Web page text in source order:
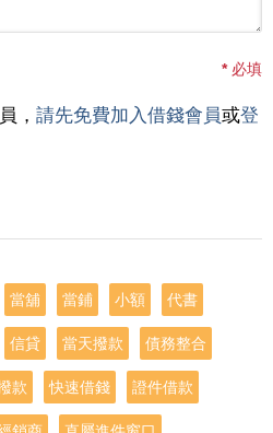
*必填
， 請先免費加入借錢會員或登
當舖 當鋪 小額 代書
信貸 當天撥款 債務整合
款 快速借錢 證件借款